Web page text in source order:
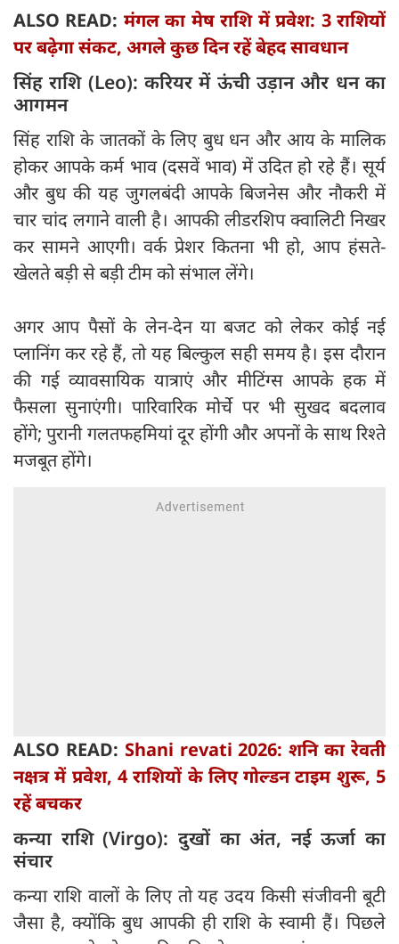
ALSO READ: मंगल का मेष राशि में प्रवेश: 3 राशियों
पर बढ़ेगा संकट, अगले कुछ दिन रहें बेहद सावधान
सिंह राशि (Leo): करियर में ऊंची उड़ान और धन का
आगमन
सिंह राशि के जातकों के लिए बुध धन और आय के मालिक
होकर आपके कर्म भाव (दसवें भाव) में उदित हो रहे हैं। सूर्य
और बुध की यह जुगलबंदी आपके बिजनेस और नौकरी में
चार चांद लगाने वाली है। आपकी लीडरशिप क्वालिटी निखर
कर सामने आएगी। वर्क प्रेशर कितना भी हो, आप हंसते-
खेलते बड़ी से बड़ी टीम को संभाल लेंगे।
अगर आप पैसों के लेन-देन या बजट को लेकर कोई नई
प्लानिंग कर रहे हैं, तो यह बिल्कुल सही समय है। इस दौरान
की गई व्यावसायिक यात्राएं और मीटिंग्स आपके हक में
फैसला सुनाएंगी। पारिवारिक मोर्चे पर भी सुखद बदलाव
होंगे; पुरानी गलतफहमियां दूर होंगी और अपनों के साथ रिश्ते
मजबूत होंगे।
ALSO READ: Shani revati 2026: शनि का रेवती
नक्षत्र में प्रवेश, 4 राशियों के लिए गोल्डन टाइम शुरू, 5
रहें बचकर
कन्या राशि (Virgo): दुखों का अंत, नई ऊर्जा का
संचार
कन्या राशि वालों के लिए तो यह उदय किसी संजीवनी बूटी
जैसा है, क्योंकि बुध आपकी ही राशि के स्वामी हैं। पिछले